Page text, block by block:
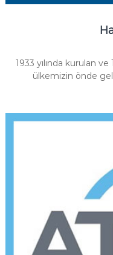
1933 yılında kurulan
ülkemizin önde